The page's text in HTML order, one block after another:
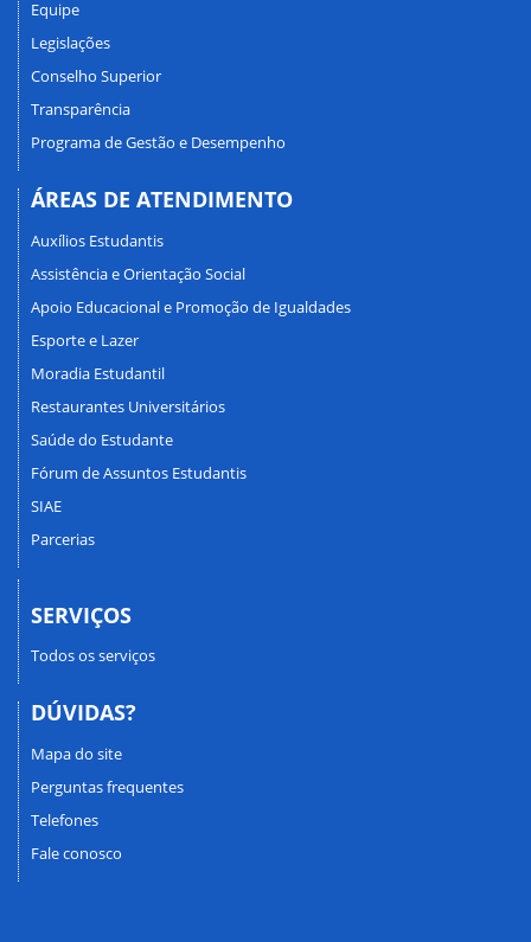
Equipe
Legislações
Conselho Superior
Transparência
Programa de Gestão e Desempenho
ÁREAS DE ATENDIMENTO
Auxílios Estudantis
Assistência e Orientação Social
Apoio Educacional e Promoção de Igualdades
Esporte e Lazer
Moradia Estudantil
Restaurantes Universitários
Saúde do Estudante
Fórum de Assuntos Estudantis
SIAE
Parcerias
SERVIÇOS
Todos os serviços
DÚVIDAS?
Mapa do site
Perguntas frequentes
Telefones
Fale conosco